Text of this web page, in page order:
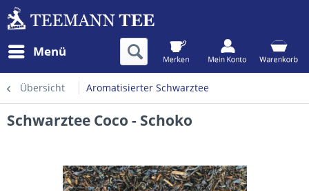
Menü
Übersicht Aromatisierter Schwarztee
Schwarztee Coco - Schoko